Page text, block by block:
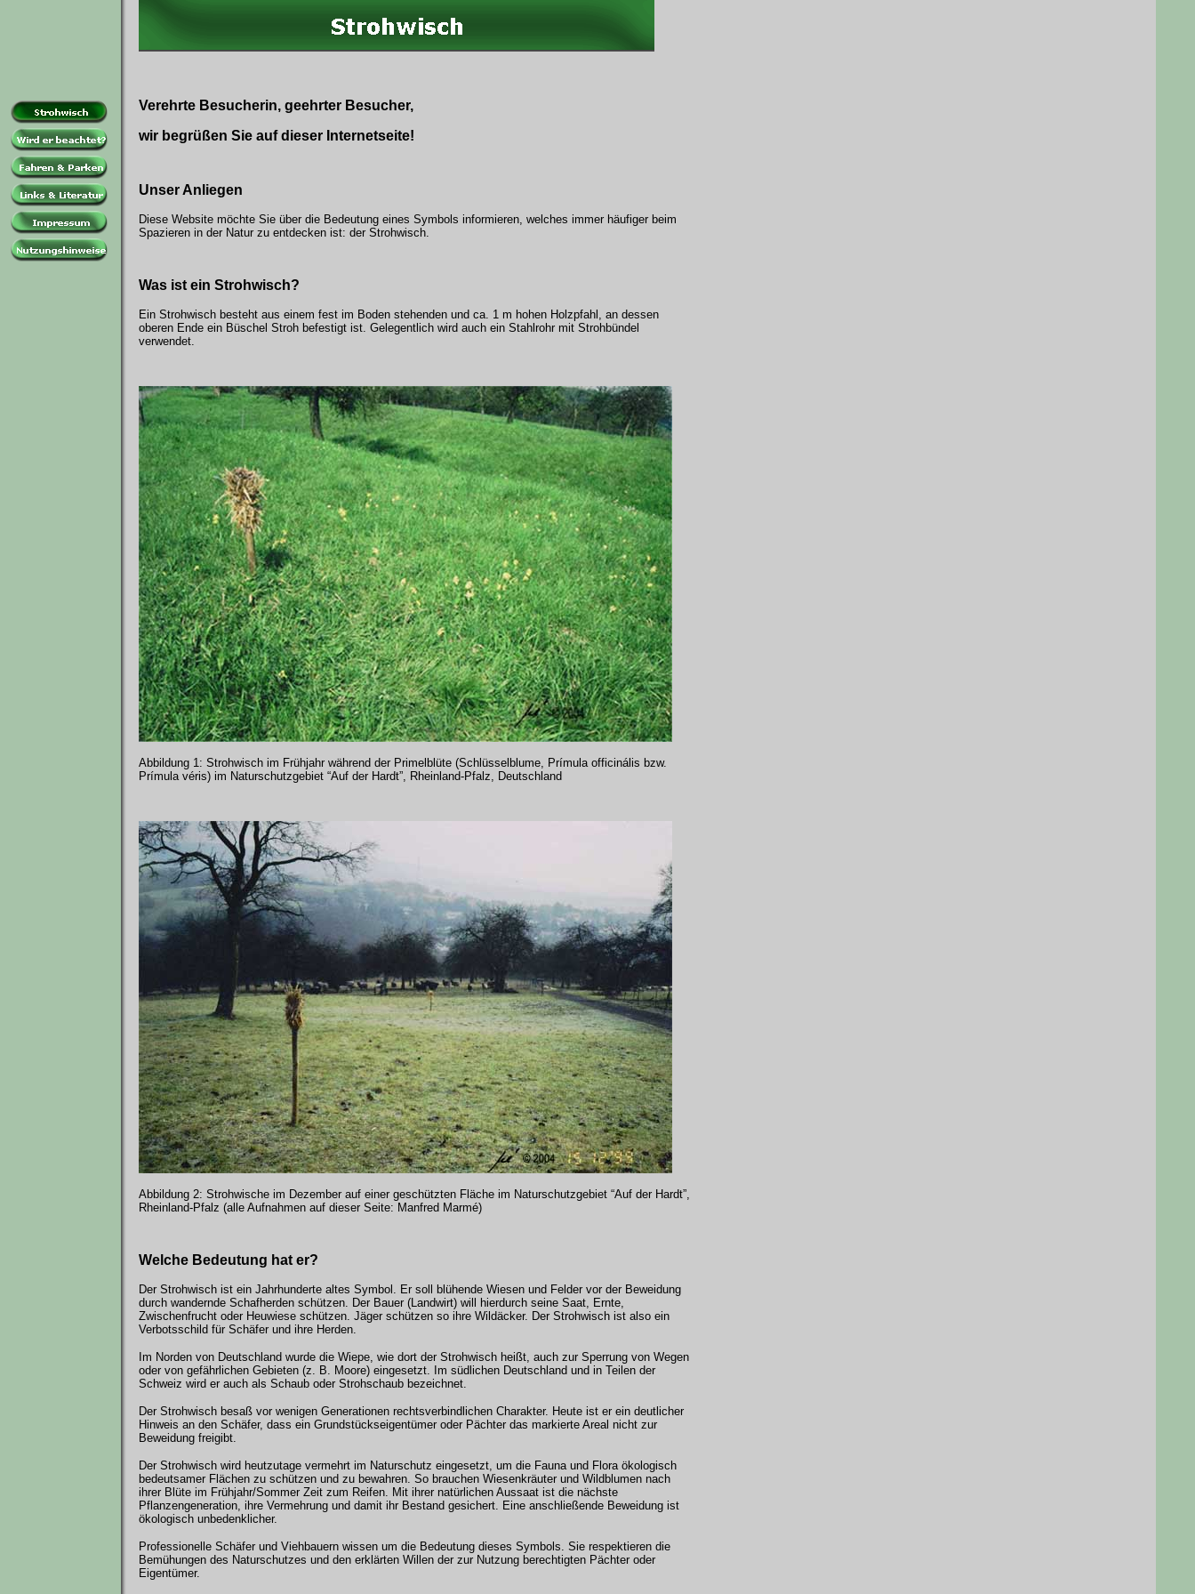
Verehrte Besucherin, geehrter Besucher,
wir begrüßen Sie auf dieser Internetseite!
Unser Anliegen
Diese Website möchte Sie über die Bedeutung eines Symbols informieren, welches immer häufiger beim
Spazieren in der Natur zu entdecken ist: der Strohwisch.
Was ist ein Strohwisch?
Ein Strohwisch besteht aus einem fest im Boden stehenden und ca. 1 m hohen Holzpfahl, an dessen
oberen Ende ein Büschel Stroh befestigt ist. Gelegentlich wird auch ein Stahlrohr mit Strohbündel
verwendet.
Abbildung 1: Strohwisch im Frühjahr während der Primelblüte (Schlüsselblume, Prímula officinális bzw.
Prímula véris) im Naturschutzgebiet “Auf der Hardt”, Rheinland-Pfalz, Deutschland
Abbildung 2: Strohwische im Dezember auf einer geschützten Fläche im Naturschutzgebiet “Auf der Hardt”,
Rheinland-Pfalz (alle Aufnahmen auf dieser Seite: Manfred Marmé)
Welche Bedeutung hat er?
Der Strohwisch ist ein Jahrhunderte altes Symbol. Er soll blühende Wiesen und Felder vor der Beweidung
durch wandernde Schafherden schützen. Der Bauer (Landwirt) will hierdurch seine Saat, Ernte,
Zwischenfrucht oder Heuwiese schützen. Jäger schützen so ihre Wildäcker. Der Strohwisch ist also ein
Verbotsschild für Schäfer und ihre Herden.
Im Norden von Deutschland wurde die Wiepe, wie dort der Strohwisch heißt, auch zur Sperrung von Wegen
oder von gefährlichen Gebieten (z. B. Moore) eingesetzt. Im südlichen Deutschland und in Teilen der
Schweiz wird er auch als Schaub oder Strohschaub bezeichnet.
Der Strohwisch besaß vor wenigen Generationen rechtsverbindlichen Charakter. Heute ist er ein deutlicher
Hinweis an den Schäfer, dass ein Grundstückseigentümer oder Pächter das markierte Areal nicht zur
Beweidung freigibt.
Der Strohwisch wird heutzutage vermehrt im Naturschutz eingesetzt, um die Fauna und Flora ökologisch
bedeutsamer Flächen zu schützen und zu bewahren. So brauchen Wiesenkräuter und Wildblumen nach
ihrer Blüte im Frühjahr/Sommer Zeit zum Reifen. Mit ihrer natürlichen Aussaat ist die nächste
Pflanzengeneration, ihre Vermehrung und damit ihr Bestand gesichert. Eine anschließende Beweidung ist
ökologisch unbedenklicher.
Professionelle Schäfer und Viehbauern wissen um die Bedeutung dieses Symbols. Sie respektieren die
Bemühungen des Naturschutzes und den erklärten Willen der zur Nutzung berechtigten Pächter oder
Eigentümer.